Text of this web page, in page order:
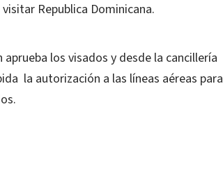
Republica Dominicana.
los visados y desde la cancillería
la autorización a las líneas aéreas para